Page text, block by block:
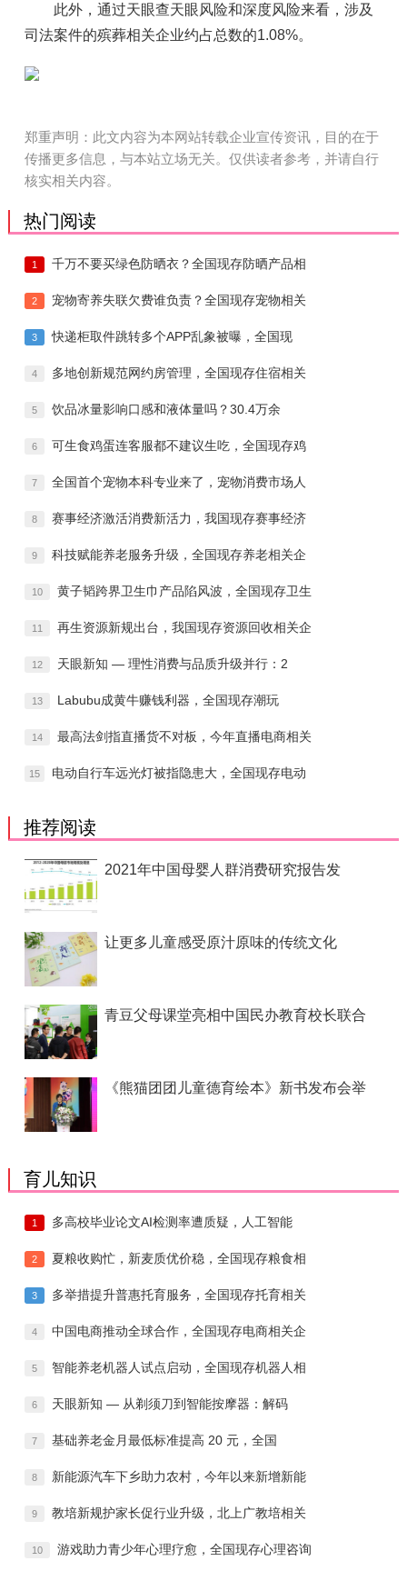
此外，通过天眼查天眼风险和深度风险来看，涉及
司法案件的殡葬相关企业约占总数的1.08%。
郑重声明：此文内容为本网站转载企业宣传资讯，目的在于
传播更多信息，与本站立场无关。仅供读者参考，并请自行
核实相关内容。
热门阅读
1 千万不要买绿色防晒衣？全国现存防晒产品相
2 宠物寄养失联欠费谁负责？全国现存宠物相关
3 快递柜取件跳转多个APP乱象被曝，全国现
4 多地创新规范网约房管理，全国现存住宿相关
5 饮品冰量影响口感和液体量吗？30.4万余
6 可生食鸡蛋连客服都不建议生吃，全国现存鸡
7 全国首个宠物本科专业来了，宠物消费市场人
8 赛事经济激活消费新活力，我国现存赛事经济
9 科技赋能养老服务升级，全国现存养老相关企
10 黄子韬跨界卫生巾产品陷风波，全国现存卫生
11 再生资源新规出台，我国现存资源回收相关企
12 天眼新知 — 理性消费与品质升级并行：2
13 Labubu成黄牛赚钱利器，全国现存潮玩
14 最高法剑指直播货不对板，今年直播电商相关
15 电动自行车远光灯被指隐患大，全国现存电动
推荐阅读
2021年中国母婴人群消费研究报告发
让更多儿童感受原汁原味的传统文化
青豆父母课堂亮相中国民办教育校长联合
《熊猫团团儿童德育绘本》新书发布会举
育儿知识
1 多高校毕业论文AI检测率遭质疑，人工智能
2 夏粮收购忙，新麦质优价稳，全国现存粮食相
3 多举措提升普惠托育服务，全国现存托育相关
4 中国电商推动全球合作，全国现存电商相关企
5 智能养老机器人试点启动，全国现存机器人相
6 天眼新知 — 从剃须刀到智能按摩器：解码
7 基础养老金月最低标准提高 20 元，全国
8 新能源汽车下乡助力农村，今年以来新增新能
9 教培新规护家长促行业升级，北上广教培相关
10 游戏助力青少年心理疗愈，全国现存心理咨询